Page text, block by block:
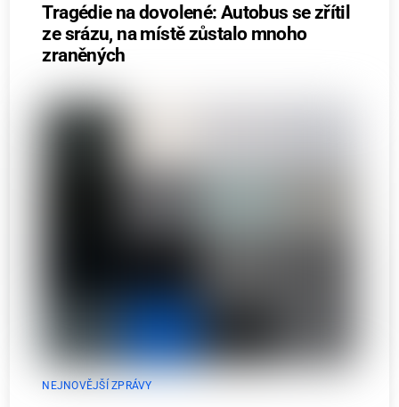
Tragédie na dovolené: Autobus se zřítil
ze srázu, na místě zůstalo mnoho
zraněných
NEJNOVĚJŠÍ ZPRÁVY